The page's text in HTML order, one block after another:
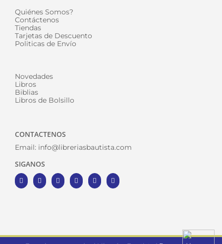
Quiénes Somos?
Contáctenos
Tiendas
Tarjetas de Descuento
Politicas de Envío
Novedades
Libros
Biblias
Libros de Bolsillo
CONTACTENOS
Email: info@libreriasbautista.com
SIGANOS